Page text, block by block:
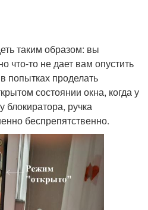
таким образом: вы
что-то не дает вам опустить
попытках проделать
состоянии окна, когда у
блокиратора, ручка
беспрепятственно.